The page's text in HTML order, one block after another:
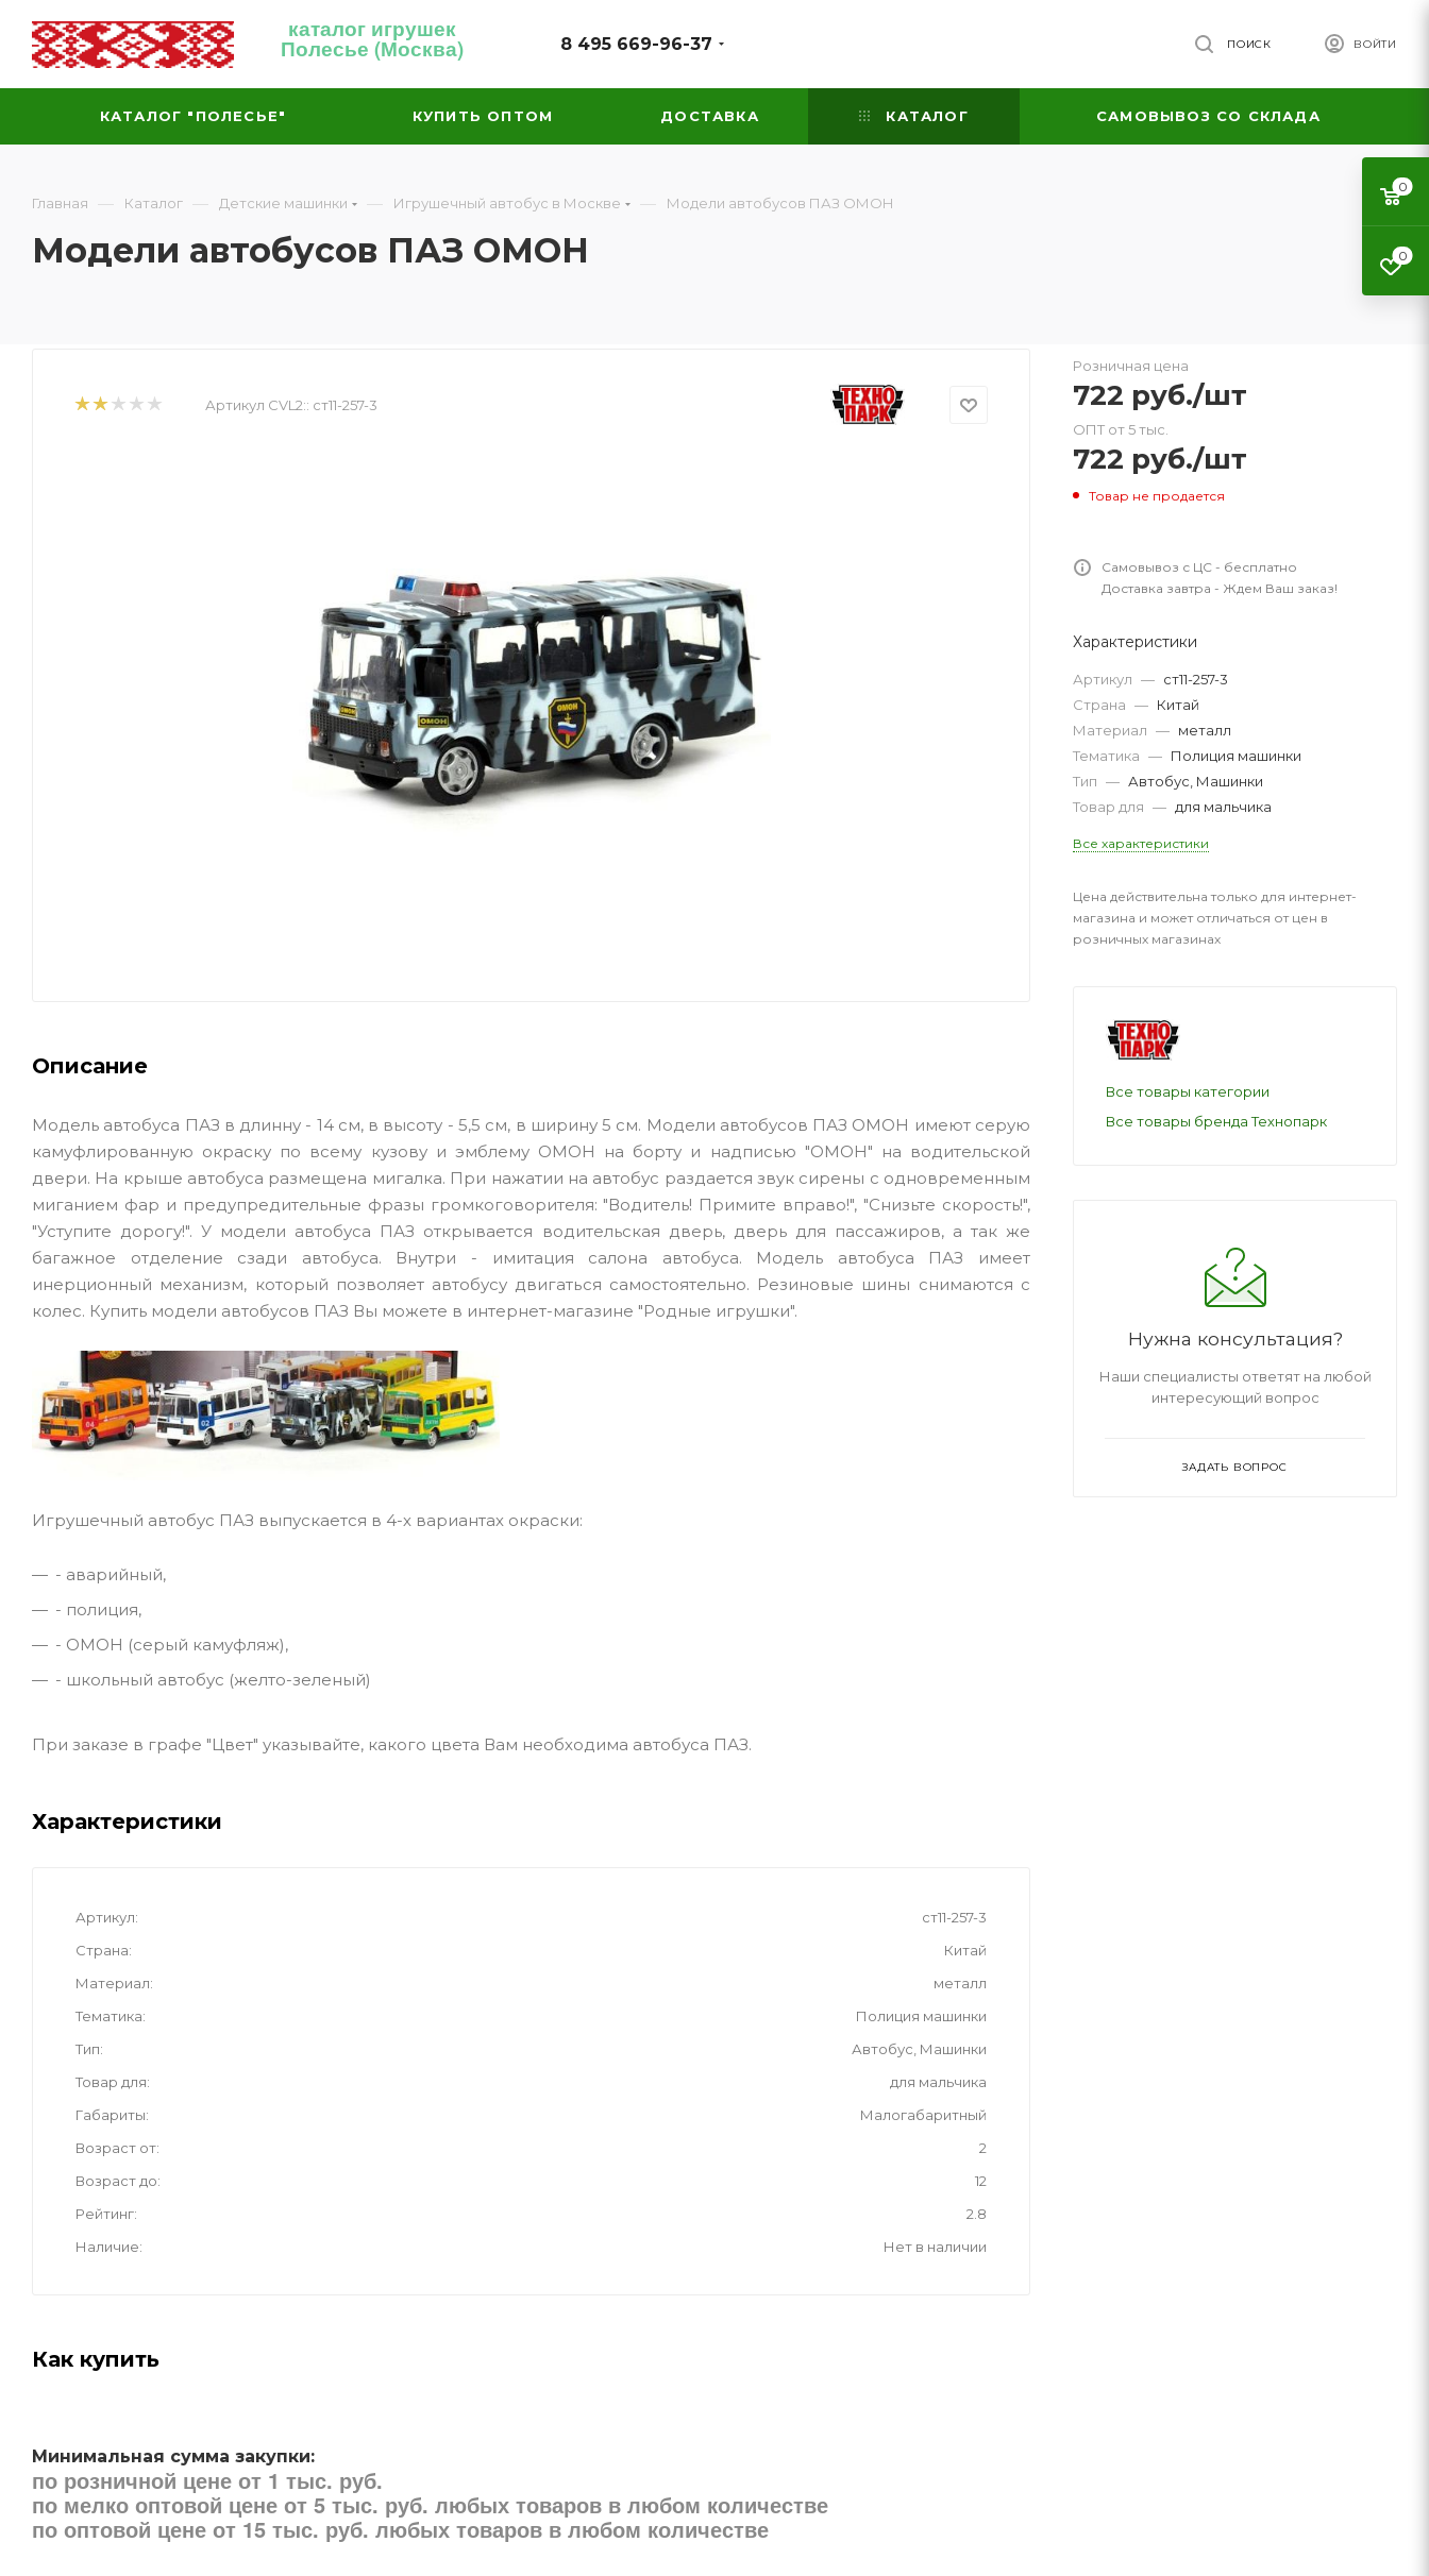
каталог игрушек
Полесье (Москва) 8 495 669-96-37 ВОЙТИ
ПОИСК
КАТАЛОГ "ПОЛЕСЬЕ" КУПИТЬ ОПТОМ ДОСТАВКА КАТАЛОГ САМОВЫВОЗ СО СКЛАДА
Главная — Каталог — Детские машинки — Игрушечный автобус в Москве — Модели автобусов ПАЗ ОМОН
Модели автобусов ПАЗ ОМОН
Артикул CVL2:: ст11-257-3
Описание
Модель автобуса ПАЗ в длинну - 14 см, в высоту - 5,5 см, в ширину 5 см. Модели автобусов ПАЗ ОМОН имеют серую
камуфлированную окраску по всему кузову и эмблему ОМОН на борту и надписью "ОМОН" на водительской
двери. На крыше автобуса размещена мигалка. При нажатии на автобус раздается звук сирены с одновременным
миганием фар и предупредительные фразы громкоговорителя: "Водитель! Примите вправо!", "Снизьте скорость!",
"Уступите дорогу!".У модели автобуса ПАЗ открывается водительская дверь, дверь для пассажиров, а так же
багажное отделение сзади автобуса. Внутри - имитация салона автобуса. Модель автобуса ПАЗ имеет
инерционный механизм, который позволяет автобусу двигаться самостоятельно. Резиновые шины снимаются с
колес. Купить модели автобусов ПАЗ Вы можете в интернет-магазине "Родные игрушки".
Игрушечный автобус ПАЗ выпускается в 4-х вариантах окраски:
- аварийный,
- полиция,
- ОМОН (серый камуфляж),
- школьный автобус (желто-зеленый)
При заказе в графе "Цвет" указывайте, какого цвета Вам необходима автобуса ПАЗ.
Характеристики
Артикул
ст11-257-3
Страна
Китай
Материал
металл
Тематика
Полиция машинки
Тип
Автобус, Машинки
Товар для
для мальчика
Габариты
Малогабаритный
Возраст от
2
Возраст до
12
Рейтинг
2.8
Наличие
Нет в наличии
Как купить
Минимальная сумма закупки:
по розничной цене от 1 тыс. руб.
по мелко оптовой цене от 5 тыс. руб. любых товаров в любом количестве
по оптовой цене от 15 тыс. руб. любых товаров в любом количестве
Розничная цена
722 руб./шт
ОПТ от 5 тыс.
722 руб./шт
Товар не продается
Самовывоз с ЦС - бесплатно
Доставка завтра - Ждем Ваш заказ!
Характеристики
Артикул — ст11-257-3
Страна — Китай
Материал — металл
Тематика — Полиция машинки
Тип — Автобус, Машинки
Товар для — для мальчика
Все характеристики
Цена действительна только для интернет-
магазина и может отличаться от цен в
розничных магазинах
Все товары категории
Все товары бренда Технопарк
Нужна консультация?
Наши специалисты ответят на любой
интересующий вопрос
ЗАДАТЬ ВОПРОС
0
0